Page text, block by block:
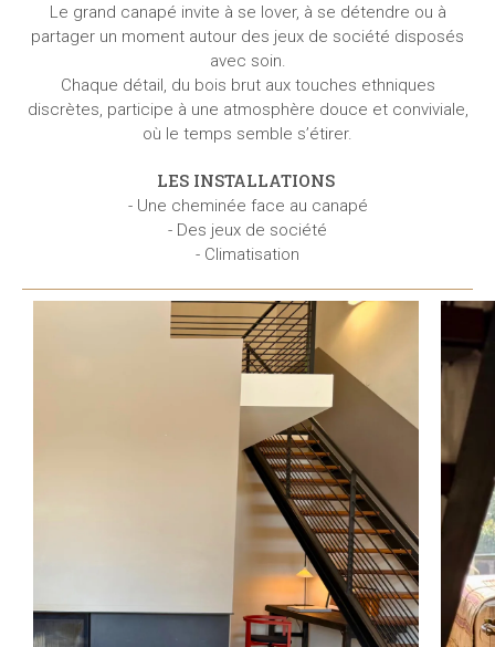
Le grand canapé invite à se lover, à se détendre ou à
partager un moment autour des jeux de société disposés
avec soin.
Chaque détail, du bois brut aux touches ethniques
discrètes, participe à une atmosphère douce et conviviale,
où le temps semble s’étirer.
LES INSTALLATIONS
- Une cheminée face au canapé
- Des jeux de société
- Climatisation